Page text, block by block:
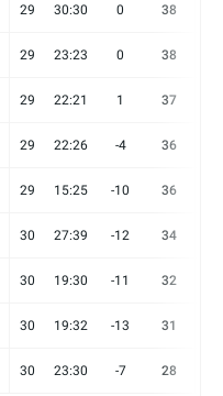
29 30:30 0 38
29 23:23 0 38
29 22:21 1 37
29 22:26 -4 36
29 15:25 -10 36
30 27:39 -12 34
30 19:30 -11 32
30 19:32 -13 31
30 23:30 -7 28